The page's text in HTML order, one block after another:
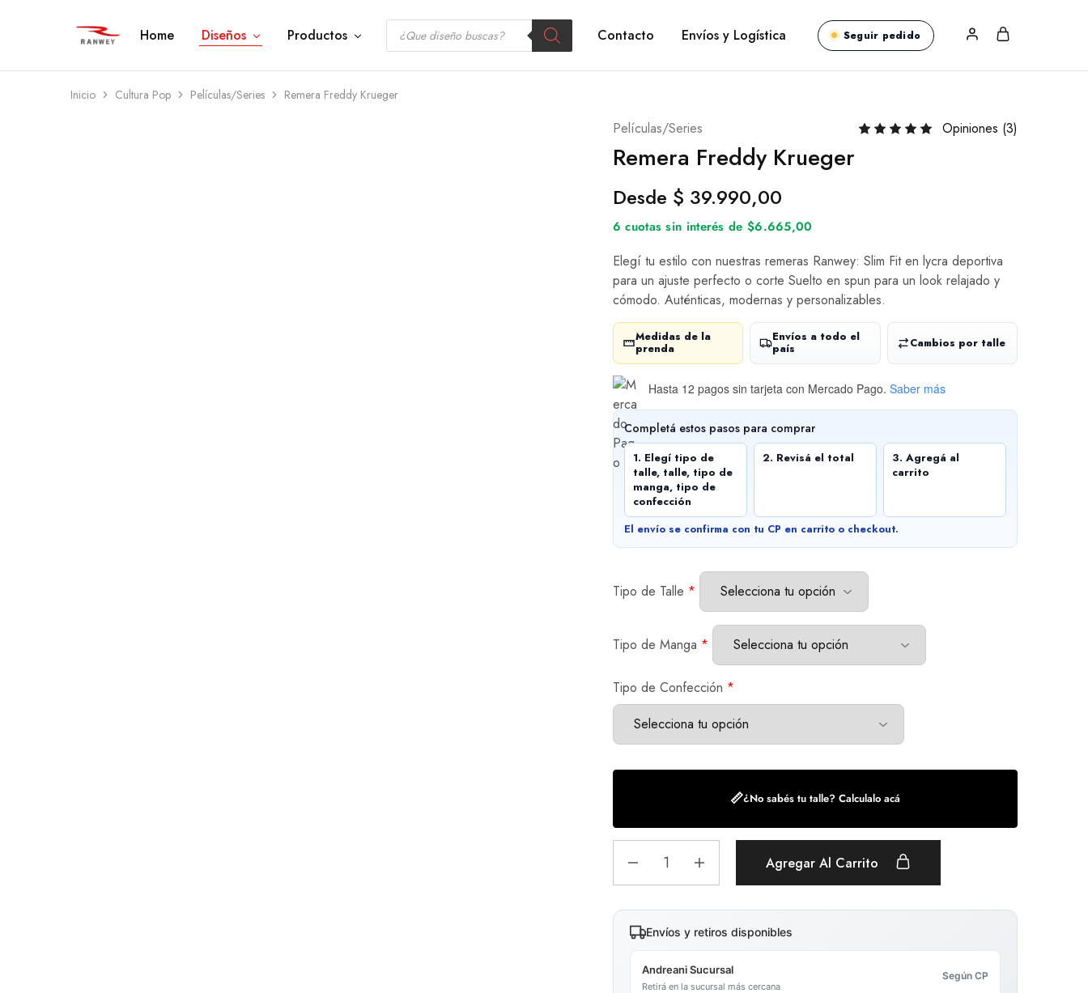
Ranwey
Tu
Tu
Diseño
Tu
Tu
—
Remeras,
Home Diseños Productos Contacto Envíos y Logística Seguir pedido
Inicio Cultura Pop Películas/Series Remera Freddy Krueger
Películas/Series Opiniones (3)
Remera Freddy Krueger
Desde $ 39.990,00
6 cuotas sin interés de $6.665,00
Elegí tu estilo con nuestras remeras Ranwey: Slim Fit en lycra deportiva
para un ajuste perfecto o corte Suelto en spun para un look relajado y
cómodo. Auténticas, modernas y personalizables.
Medidas de la
prenda
Envíos a todo el
país
Cambios por talle
Hasta 12 pagos sin tarjeta con Mercado Pago. Saber más
Completá estos pasos para comprar
1. Elegí tipo de
talle, talle, tipo de
manga, tipo de
confección
2. Revisá el total
3. Agregá al
carrito
El envío se confirma con tu CP en carrito o checkout.
Tipo de Talle *
Tipo de Manga *
Tipo de Confección *
📏¿No sabés tu talle? Calculalo acá
Agregar Al Carrito
Envíos y retiros disponibles
Andreani Sucursal
Retirá en la sucursal más cercana
Según CP